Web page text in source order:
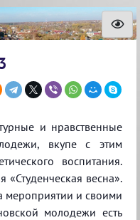
и нравственные
вкупе с этим
воспитания.
«Студенческая весна».
мероприятии и своими
молодежи есть